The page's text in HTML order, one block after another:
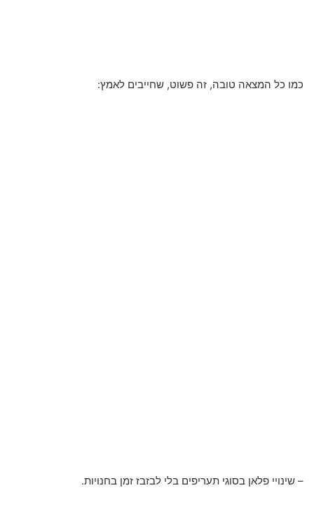
כמו כל המצאה טובה, זה פשוט, שחייבים לאמץ:
– שינויי פלאן בסוגי תעריפים בלי לבזבז זמן בחנויות.